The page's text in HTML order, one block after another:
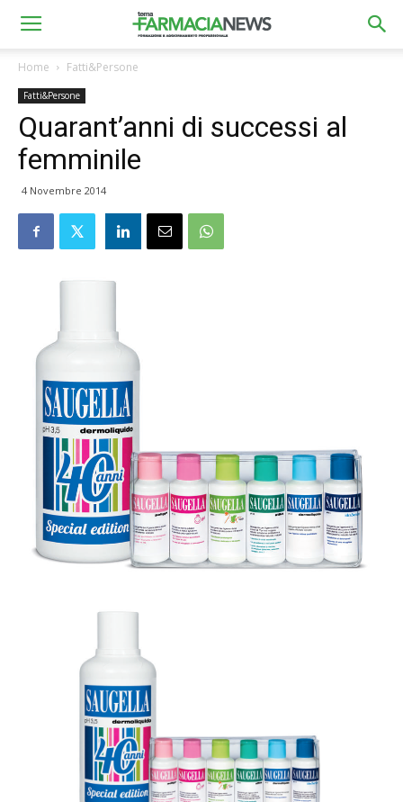
Home Fatti&Persone
Fatti&Persone
Quarant’anni di successi al
femminile
4 Novembre 2014